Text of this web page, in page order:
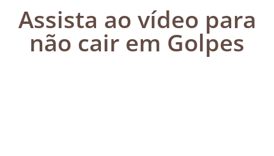
Assista ao vídeo para
não cair em Golpes